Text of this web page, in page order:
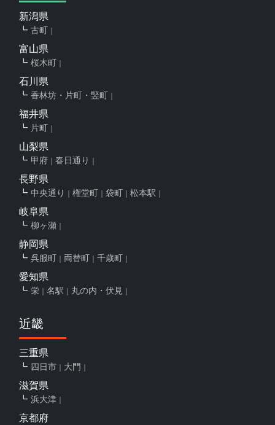
新潟県
古町
富山県
桜木町
石川県
香林坊・片町・竪町
福井県
片町
山梨県
甲府 春日通り
長野県
中央通り 権堂町 袋町 松本駅
岐阜県
柳ヶ瀬
静岡県
呉服町 両替町 千歳町
愛知県
栄 名駅 丸の内・伏見
近畿
三重県
四日市 大門
滋賀県
浜大津
京都府